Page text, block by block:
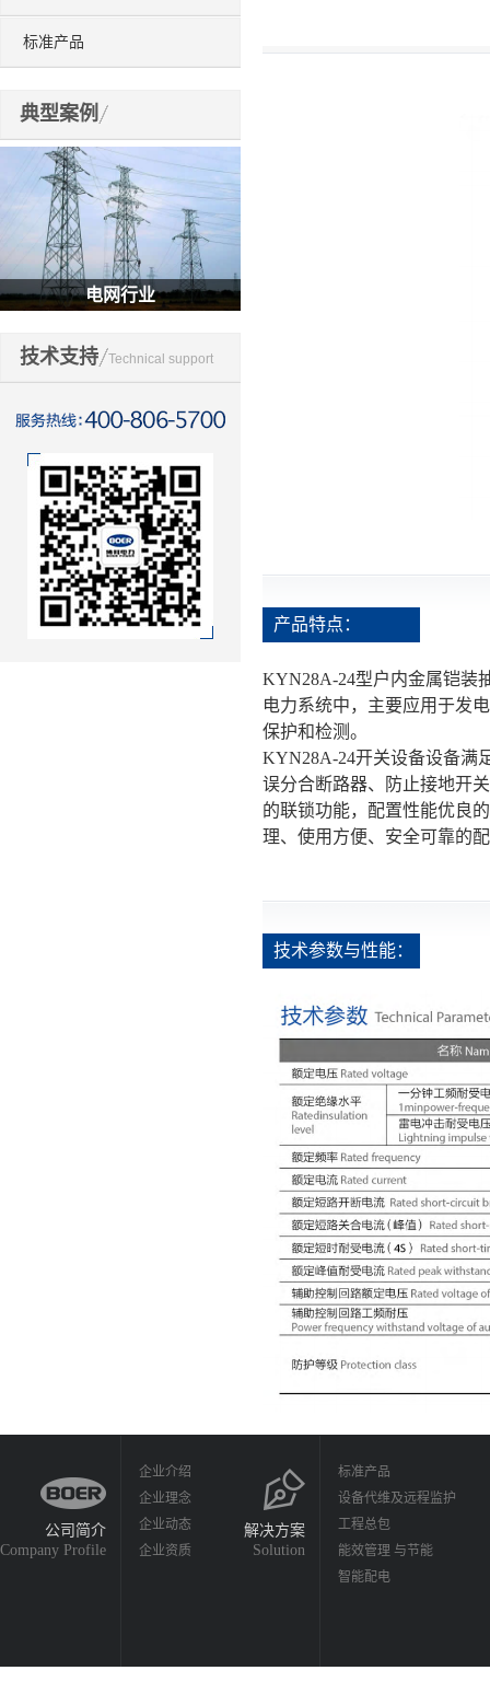
标准产品
典型案例
电网行业
技术支持 Technical support
产品特点：
KYN28A-24型户内金属铠装
电力系统中，主要应用于发
保护和检测。
KYN28A-24开关设备设备满
误分合断路器、防止接地开
的联锁功能，配置性能优良
理、使用方便、安全可靠的
技术参数与性能：
公司简介
Company Profile
企业介绍
企业理念
企业动态
企业资质
解决方案
Solution
标准产品
设备代维及远程监护
工程总包
能效管理 与节能
智能配电